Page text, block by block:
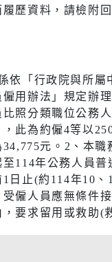
履歷資料，請檢附
依「行政院與所屬
僱用辦法」規定辦
比照分類職位公務
，此為約僱4等以
34,775元。2、本職
至114年公務人員普
日止(約114年10、
受僱人員應無條件
要求留用或救助(